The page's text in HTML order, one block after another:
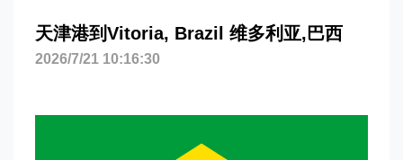
天津港到Vitoria, Brazil 维多利亚,巴西
2026/7/21 10:16:30